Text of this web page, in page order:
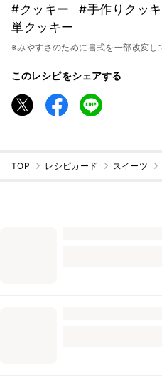
#クッキー #手作りクッ
単クッキー
※みやすさのために書式を一部改変し
このレシピをシェアする
TOP レシピカード スイーツ